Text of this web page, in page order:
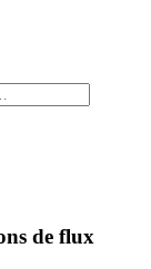
de flux